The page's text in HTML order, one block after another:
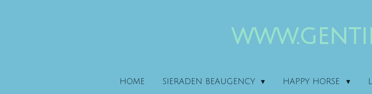
HOME SIERADEN BEAUGENCY HAPPY HORSE